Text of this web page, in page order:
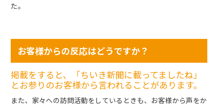
た。
お客様からの反応はどうですか？
掲載をすると、「ちいき新聞に載ってましたね」
とお参りのお客様から言われることがあります。
また、家々への訪問活動をしているときも、お客様から声をか